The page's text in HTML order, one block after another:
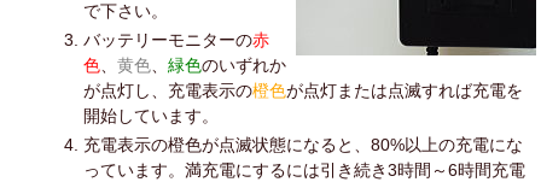
で下さい。
バッテリーモニターの赤
色 、黄色 、緑色のいずれか
が点灯し、充電表示の橙色が点灯または点滅すれば充電を
開始しています。
充電表示の橙色が点滅状態になると、80%以上の充電にな
っています。満充電にするには引き続き3時間～6時間充電